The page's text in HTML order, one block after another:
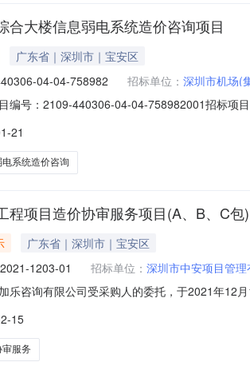
合大楼信息弱电系统造价咨询项目
广东省｜深圳市｜宝安区
04-04-758982 招标单位： 深圳市机场(
编号：2109-440306-04-04-758982001招标项
开招标中标人：深圳市永达信工程造价咨询有
21
电系统造价咨询
程项目造价协审服务项目(A、B、C
广东省｜深圳市｜宝安区
1203-01 招标单位： 深圳市中安项目管
乐咨询有限公司受采购人的委托，于2021年12
程咨询有限公司0.74合格3深圳市宏华明工程造
15
服务